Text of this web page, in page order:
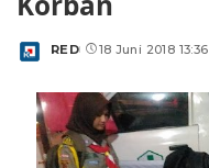
Posted
RED 18 Juni 2018 13:36